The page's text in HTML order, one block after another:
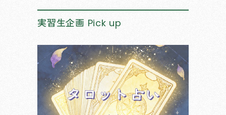
実習生企画 Pick up